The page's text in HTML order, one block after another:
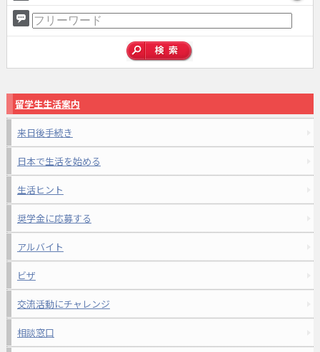
留学生生活案内
来日後手続き
日本で生活を始める
生活ヒント
奨学金に応募する
アルバイト
ビザ
交流活動にチャレンジ
相談窓口